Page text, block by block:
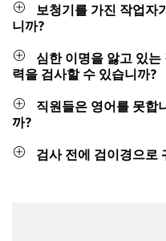
보청기를 가진 작업자
니까?
심한 이명을 앓고 있
력을 검사할 수 있습니까?
직원들은 영어를 못합
까?
검사 전에 검이경으로